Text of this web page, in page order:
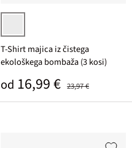
jagodna/bela/črna potiskana
T-Shirt majica iz čistega
ekološkega bombaža (3 kosi)
Prodajna cena
od 16,99 € 23,97 €